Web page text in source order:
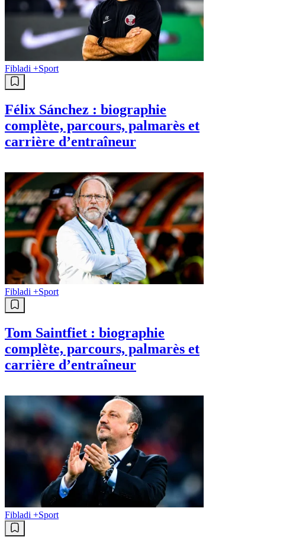
Fibladi +Sport
Félix Sánchez : biographie
complète, parcours, palmarès et
carrière d’entraîneur
Fibladi +Sport
Tom Saintfiet : biographie
complète, parcours, palmarès et
carrière d’entraîneur
Fibladi +Sport